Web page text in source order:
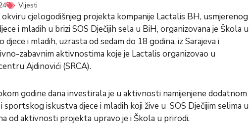
Vijesti
okviru cjelogodišnjeg projekta kompanije Lactalis BH, usmjerenog
i mladih u brizi SOS Dječijih sela u BiH, organizovana je Škola u
i mladih, uzrasta od sedam do 18 godina, iz Sarajeva i
zabavnim aktivnostima koje je Lactalis organizovao u
Ajdinovići (SRCA).
godine dana investirala je u aktivnosti namijenjene dodatnom
iskustva djece i mladih koji žive u SOS Dječijim selima u
od aktivnosti projekta upravo je i Škola u prirodi.